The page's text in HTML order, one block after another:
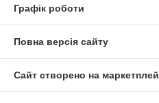
Графік роботи
Повна версія сайту
Сайт створено на